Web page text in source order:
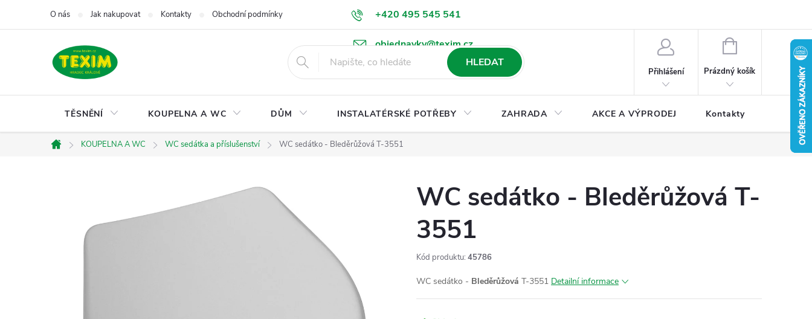
+420 495 545 541
objednavky@texim.cz
O nás Jak nakupovat Kontakty Obchodní podmínky Podmínky ochrany osobních údajů Ke stažení
HLEDAT
Přihlášení
NÁKUPNÍ
Prázdný košík
TĚSNĚNÍ KOUPELNA A WC DŮM INSTALATÉRSKÉ POTŘEBY ZAHRADA AKCE A VÝPRODEJ Kontakty
Domů
KOUPELNA A WC WC sedátka a příslušenství WC sedátko - Bleděrůžová T-3551
WC sedátko - Bleděrůžová T-
3551
Kód produktu: 45786
WC sedátko - Bleděrůžová T-3551 Detailní informace